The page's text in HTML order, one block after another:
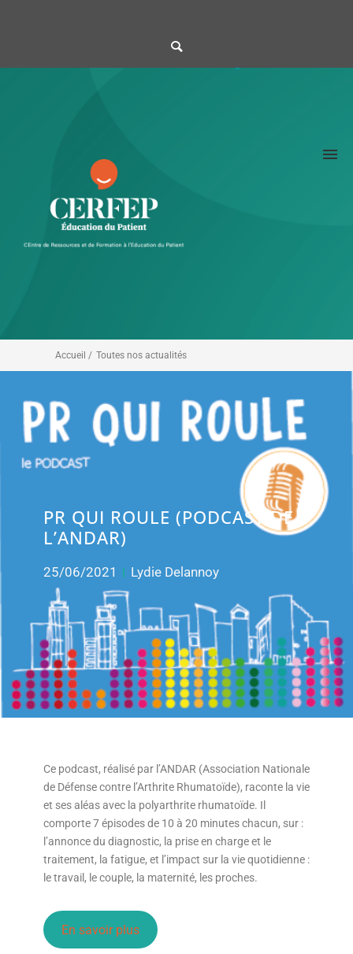
Accueil / Toutes nos actualités
PR QUI ROULE (PODCAST DE
L’ANDAR)
25/06/2021 Lydie Delannoy
Ce podcast, réalisé par l’ANDAR (Association Nationale
de Défense contre l’Arthrite Rhumatoïde), raconte la vie
et ses aléas avec la polyarthrite rhumatoïde. Il
comporte 7 épisodes de 10 à 20 minutes chacun, sur :
l’annonce du diagnostic, la prise en charge et le
traitement, la fatigue, et l’impact sur la vie quotidienne :
le travail, le couple, la maternité, les proches.
En savoir plus